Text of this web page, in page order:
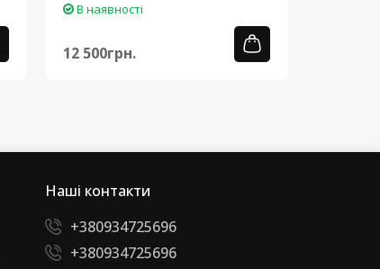
В наявності
12 500грн.
Наші контакти
+380934725696
+380934725696